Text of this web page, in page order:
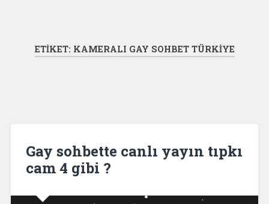
ETIKET: KAMERALI GAY SOHBET TÜRKIYE
Gay sohbette canlı yayın tıpkı
cam 4 gibi ?